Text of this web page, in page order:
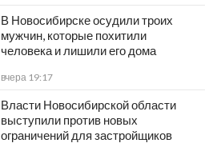
В Новосибирске осудили троих
мужчин, которые похитили
человека и лишили его дома
вчера 19:17
Власти Новосибирской области
выступили против новых
ограничений для застройщиков